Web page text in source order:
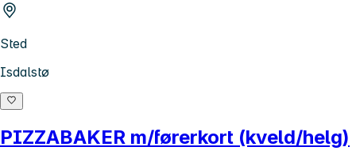
Sted
Isdalstø
PIZZABAKER m/førerkort (kveld/helg)